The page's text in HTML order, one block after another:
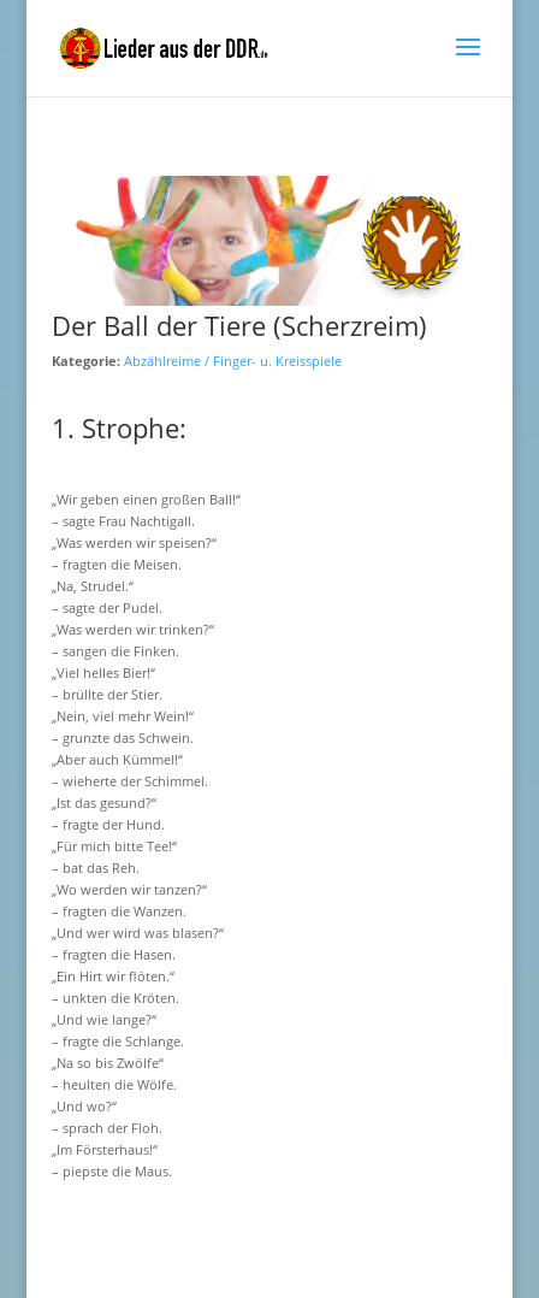
Der Ball der Tiere (Scherzreim)
Kategorie: Abzählreime / Finger- u. Kreisspiele
1. Strophe:
„Wir geben einen großen Ball!“
– sagte Frau Nachtigall.
„Was werden wir speisen?“
– fragten die Meisen.
„Na, Strudel.“
– sagte der Pudel.
„Was werden wir trinken?“
– sangen die Finken.
„Viel helles Bier!“
– brüllte der Stier.
„Nein, viel mehr Wein!“
– grunzte das Schwein.
„Aber auch Kümmel!“
– wieherte der Schimmel.
„Ist das gesund?“
– fragte der Hund.
„Für mich bitte Tee!“
– bat das Reh.
„Wo werden wir tanzen?“
– fragten die Wanzen.
„Und wer wird was blasen?“
– fragten die Hasen.
„Ein Hirt wir flöten.“
– unkten die Kröten.
„Und wie lange?“
– fragte die Schlange.
„Na so bis Zwölfe“
– heulten die Wölfe.
„Und wo?“
– sprach der Floh.
„Im Försterhaus!“
– piepste die Maus.